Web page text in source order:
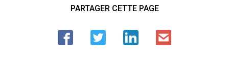
PARTAGER CETTE PAGE